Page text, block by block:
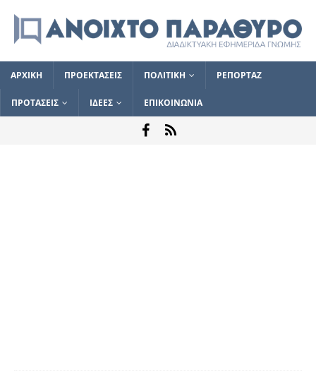
ΑΡΧΙΚΗ ΠΡΟΕΚΤΑΣΕΙΣ ΠΟΛΙΤΙΚΗ ΡΕΠΟΡΤΑΖ
ΠΡΟΤΑΣΕΙΣ ΙΔΕΕΣ ΕΠΙΚΟΙΝΩΝΙΑ